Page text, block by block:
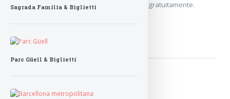
bella del parco non può più essere visitata gratuitamente.
Sagrada Familia & Biglietti
Parc Güell & Biglietti